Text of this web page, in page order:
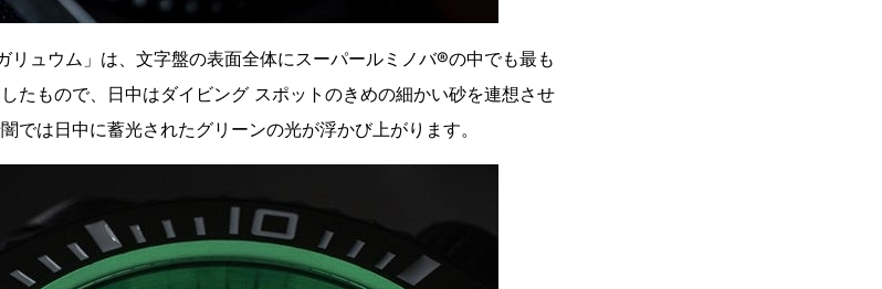
リュウム」は、文字盤の表面全体にスーパールミノバ®の中でも最も
たもので、日中はダイビング スポットのきめの細かい砂を連想させ
では日中に蓄光されたグリーンの光が浮かび上がります。